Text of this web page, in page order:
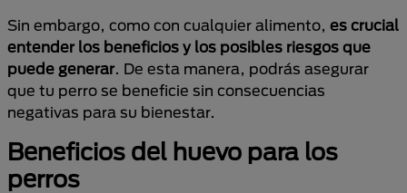
Sin embargo, como con cualquier alimento, es crucial
entender los beneficios y los posibles riesgos que
puede generar. De esta manera, podrás asegurar
que tu perro se beneficie sin consecuencias
negativas para su bienestar.
Beneficios del huevo para los
perros